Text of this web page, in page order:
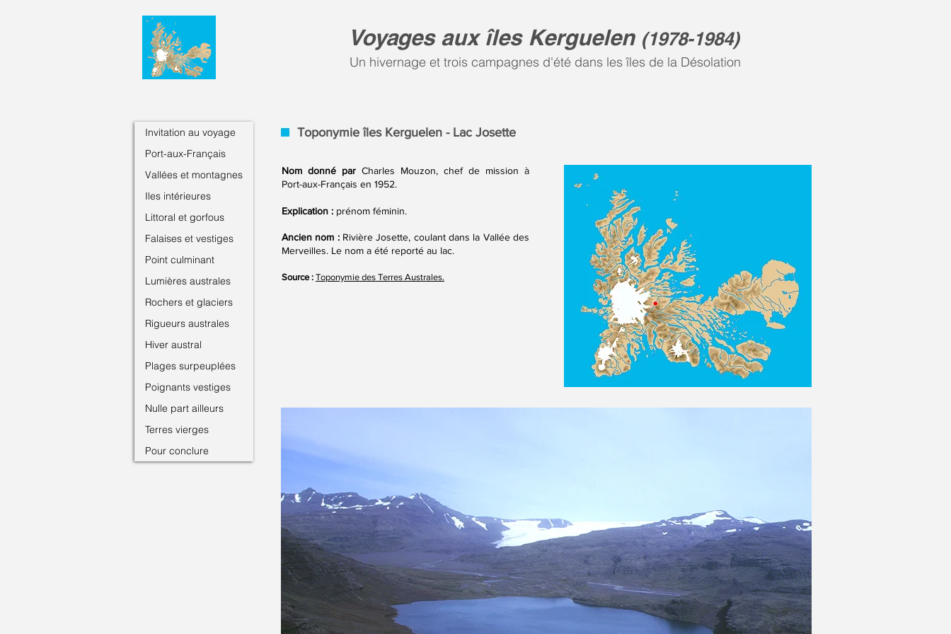
Voyages aux îles Kerguelen (1978-1984)
Un hivernage et trois campagnes d'été dans les îles de la Désolation
Invitation au voyage
Port-aux-Français
Vallées et montagnes
Iles intérieures
Littoral et gorfous
Falaises et vestiges
Point culminant
Lumières australes
Rochers et glaciers
Rigueurs australes
Hiver austral
Plages surpeuplées
Poignants vestiges
Nulle part ailleurs
Terres vierges
Pour conclure
Toponymie îles Kerguelen - Lac Josette
Nom donné par Charles Mouzon, chef de mission à
Port-aux-Français en 1952.
Explication : prénom féminin.
Ancien nom :Rivière Josette, coulant dans la Vallée des
Merveilles. Le nom a été reporté au lac.
Source : Toponymie des Terres Australes.